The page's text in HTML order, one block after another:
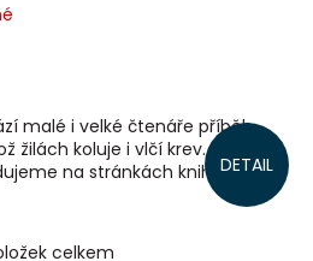
DETAIL
malé i velké čtenáře příběh
žilách koluje i vlčí krev. Se
na stránkách knihy jeho
celkem